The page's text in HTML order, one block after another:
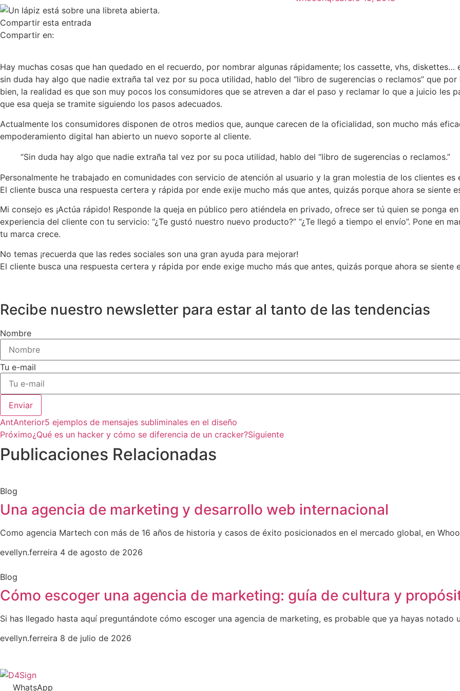
Compartir esta entrada
Compartir en:
Hay muchas cosas que han quedado en el recuerdo, por nombrar algunas rápidamente; los cassette, vhs,
sin duda hay algo que nadie extraña tal vez por su poca utilidad, hablo del “libro de sugerencias o reclamos” que
bien, la realidad es que son muy pocos los consumidores que se atreven a dar el paso y reclamar lo que a juicio les
que esa queja se tramite siguiendo los pasos adecuados.
Actualmente los consumidores disponen de otros medios que, aunque carecen de la oficialidad, son mucho más
empoderamiento digital han abierto un nuevo soporte al cliente.
“Sin duda hay algo que nadie extraña tal vez por su poca utilidad, hablo del “libro de sugerencias o reclamos.”
Personalmente he trabajado en comunidades con servicio de atención al usuario y la gran molestia de los clientes
El cliente busca una respuesta certera y rápida por ende exije mucho más que antes, quizás porque ahora se siente
Mi consejo es ¡Actúa rápido! Responde la queja en público pero atiéndela en privado, ofrece ser tú quien se ponga
experiencia del cliente con tu servicio: “¿Te gustó nuestro nuevo producto?” “¿Te llegó a tiempo el envío”. Pone en
tu marca crece.
No temas ¡recuerda que las redes sociales son una gran ayuda para mejorar!
El cliente busca una respuesta certera y rápida por ende exige mucho más que antes, quizás porque ahora se siente
Recibe nuestro newsletter para estar al tanto de las tendencias
Nombre
Tu e-mail
Enviar
AntAnterior5 ejemplos de mensajes subliminales en el diseño
Próximo¿Qué es un hacker y cómo se diferencia de un cracker?Siguiente
Publicaciones Relacionadas
Blog
Una agencia de marketing y desarrollo web internacional
Como agencia Martech con más de 16 años de historia y casos de éxito posicionados en el mercado global, en
evellyn.ferreira 4 de agosto de 2026
Blog
Cómo escoger una agencia de marketing: guía de cultura y
Si has llegado hasta aquí preguntándote cómo escoger una agencia de marketing, es probable que ya hayas notado
evellyn.ferreira 8 de julio de 2026
WhatsApp